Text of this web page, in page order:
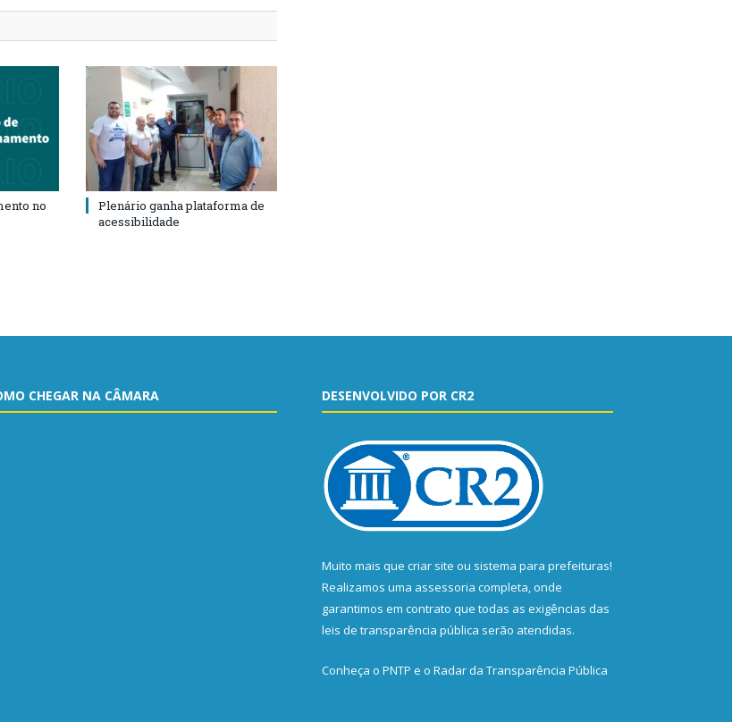
no
Plenário ganha plataforma de
acessibilidade
CHEGAR NA CÂMARA DESENVOLVIDO POR CR2
Muito mais que criar site ou sistema para prefeituras!
Realizamos uma assessoria completa, onde
garantimos em contrato que todas as exigências das
leis de transparência pública serão atendidas.
Conheça o PNTP e o Radar da Transparência Pública